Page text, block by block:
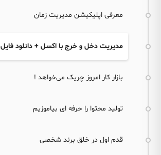
معرفی اپلیکیشن مدیریت زمان
مدیریت دخل و خرج با اکسل + دانلود فایل
بازار کار امروز چریک می‌خواهد !
تولید محتوا را حرفه ای بیاموزیم
قدم اول در خلق برند شخصی